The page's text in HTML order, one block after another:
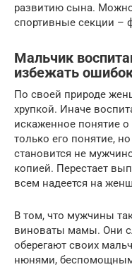
развитию сына.
спортивные секции –
Мальчик
избежать
По своей природе
хрупкой. Иначе
искаженное понятие
только его понятие,
становится не
копией. Перестает
всем надеется на
В том, что мужчины
виноваты мамы. Они
оберегают своих
нюнями,